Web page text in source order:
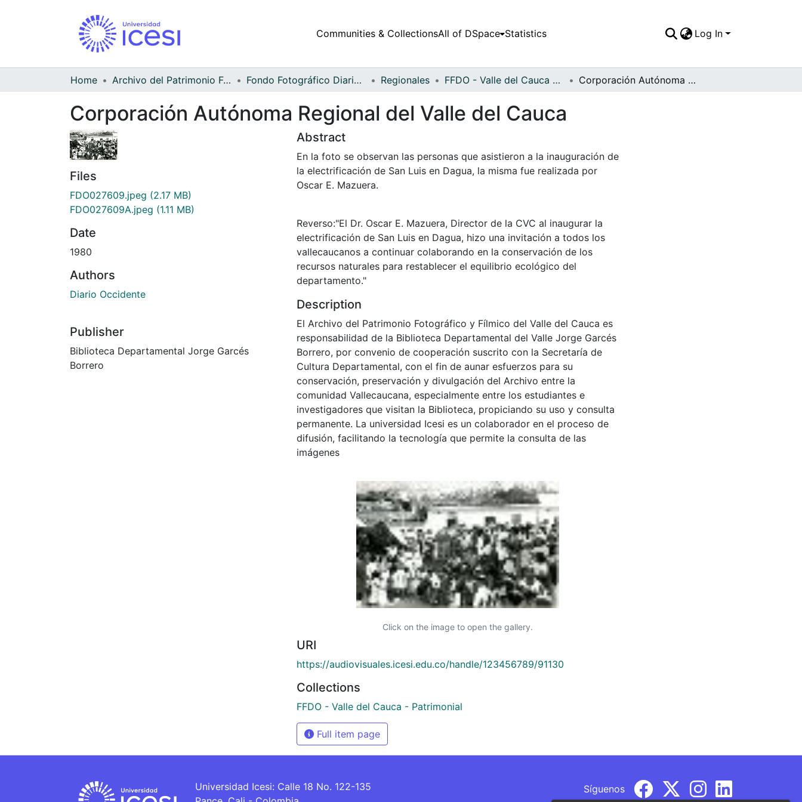
Communities & CollectionsAll of DSpace Statistics Log In
Home Archivo del Patrimonio Fotográfico y Fílmico del Valle del Cauca Fondo Fotográfico Diario Occidente Regionales FFDO - Valle del Cauca - Patrimonial Corporación Autónoma Regional del Valle del Cauca
Corporación Autónoma Regional del Valle del Cauca
Files
FDO027609.jpeg (2.17 MB)
FDO027609A.jpeg (1.11 MB)
Date
1980
Authors
Diario Occidente
Publisher
Biblioteca Departamental Jorge Garcés
Borrero
Abstract
En la foto se observan las personas que asistieron a la inauguración de
la electrificación de San Luis en Dagua, la misma fue realizada por
Oscar E. Mazuera.
Reverso:"El Dr. Oscar E. Mazuera, Director de la CVC al inaugurar la
electrificación de San Luis en Dagua, hizo una invitación a todos los
vallecaucanos a continuar colaborando en la conservación de los
recursos naturales para restablecer el equilibrio ecológico del
departamento."
Description
El Archivo del Patrimonio Fotográfico y Fílmico del Valle del Cauca es
responsabilidad de la Biblioteca Departamental del Valle Jorge Garcés
Borrero, por convenio de cooperación suscrito con la Secretaría de
Cultura Departamental, con el fin de aunar esfuerzos para su
conservación, preservación y divulgación del Archivo entre la
comunidad Vallecaucana, especialmente entre los estudiantes e
investigadores que visitan la Biblioteca, propiciando su uso y consulta
permanente. La universidad Icesi es un colaborador en el proceso de
difusión, facilitando la tecnología que permite la consulta de las
imágenes
Click on the image to open the gallery.
URI
https://audiovisuales.icesi.edu.co/handle/123456789/91130
Collections
FFDO - Valle del Cauca - Patrimonial
Full item page
Universidad Icesi: Calle 18 No. 122-135
Síguenos